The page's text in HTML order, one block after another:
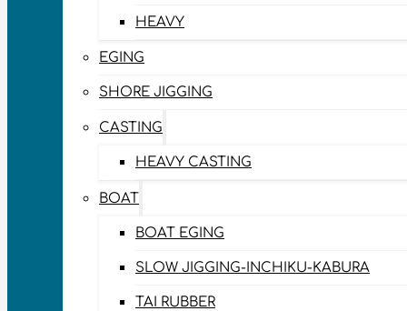
HEAVY
EGING
SHORE JIGGING
CASTING
HEAVY CASTING
BOAT
BOAT EGING
SLOW JIGGING-INCHIKU-KABURA
TAI RUBBER